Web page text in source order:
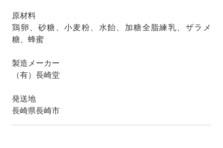
原材料
鶏卵、砂糖、小麦粉、水飴、加糖全脂練乳、ザラメ
糖、蜂蜜
製造メーカー
（有）長崎堂
発送地
長崎県長崎市